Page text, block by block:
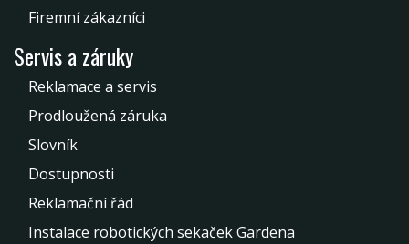
Firemní zákazníci
Servis a záruky
Reklamace a servis
Prodloužená záruka
Slovník
Dostupnosti
Reklamační řád
Instalace robotických sekaček Gardena